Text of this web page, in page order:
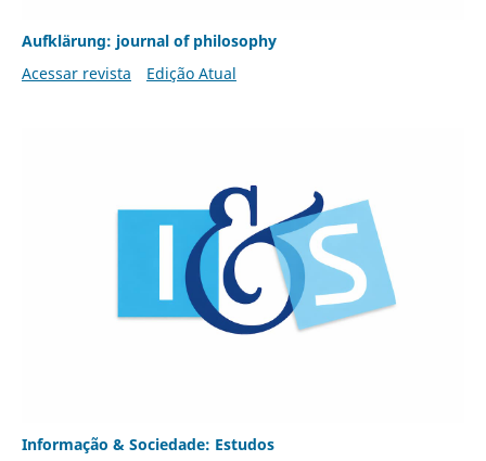
Aufklärung: journal of philosophy
Acessar revista
Edição Atual
Informação & Sociedade: Estudos